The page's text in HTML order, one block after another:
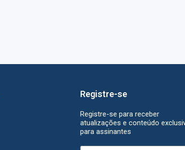
Registre-se
Registre-se para receber
atualizações e conteúdo
para assinantes